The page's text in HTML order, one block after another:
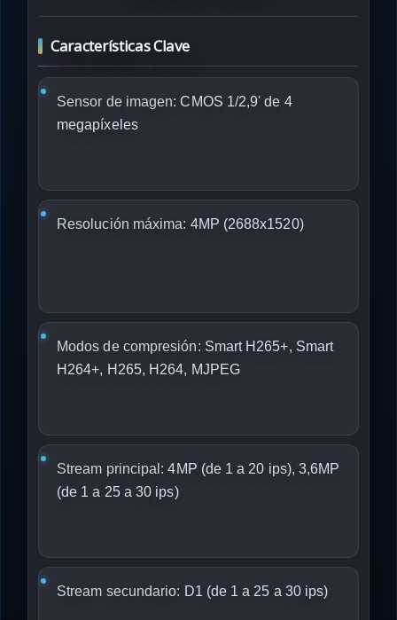
Características Clave
Sensor de imagen: CMOS 1/2,9' de 4
megapíxeles
Resolución máxima: 4MP (2688x1520)
Modos de compresión: Smart H265+, Smart
H264+, H265, H264, MJPEG
Stream principal: 4MP (de 1 a 20 ips), 3,6MP
(de 1 a 25 a 30 ips)
Stream secundario: D1 (de 1 a 25 a 30 ips)